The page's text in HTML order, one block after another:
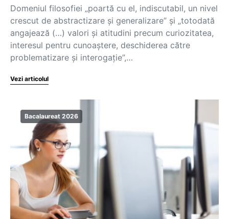
Domeniul filosofiei „poartă cu el, indiscutabil, un nivel
crescut de abstractizare și generalizare” și „totodată
angajează (…) valori și atitudini precum curiozitatea,
interesul pentru cunoaștere, deschiderea către
problematizare și interogație”,…
Vezi articolul
Bacalaureat 2026